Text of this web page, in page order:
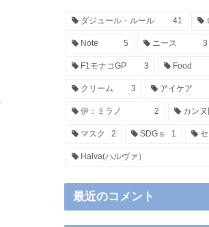
ダジュール・ルール 41
Note 5 ニース 3
F1モナコGP 3 Food
クリーム 3 アイケア
伊：ミラノ 2 カン
マスク 2 SDGｓ 1
Halva(ハルヴァ）
最近のコメント